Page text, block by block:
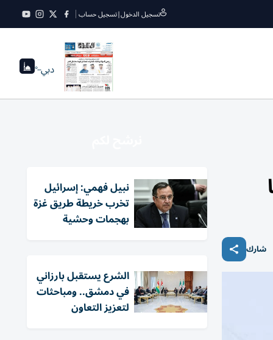
تسجيل الدخول|تسجيل حساب
دبي--°
شارك
نبيل فهمي: إسرائيل
تخرب خريطة طريق غزة
بهجمات وحشية
الشرع يستقبل بارزاني
في دمشق.. ومباحثات
لتعزيز التعاون